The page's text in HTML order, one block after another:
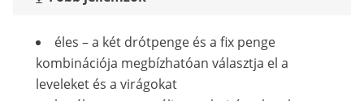
éles – a két drótpenge és a fix penge
kombinációja megbízhatóan választja el a
leveleket és a virágokat